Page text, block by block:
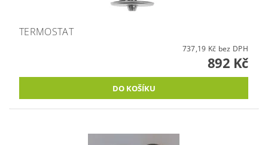
TERMOSTAT
737,19 Kč bez DPH
892 Kč